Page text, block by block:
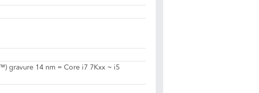
gravure 14 nm = Core i7 7Kxx ~ i5